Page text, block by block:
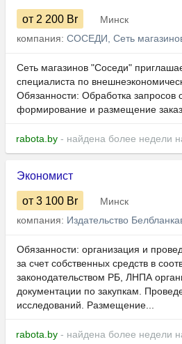
от 2 200 Br
Минск
компания: СОСЕДИ, Сеть
Сеть магазинов "Соседи"
специалиста по
Обязанности: Обработка запросов
формирование и размещение
rabota.by - найдена более недели
Экономист
от 3 100 Br
Минск
компания: Издательство
Обязанности: организация и
за счет собственных средств в
законодательством РБ, ЛНПА
документации по закупкам.
исследований. Размещение...
rabota.by - найдена более недели